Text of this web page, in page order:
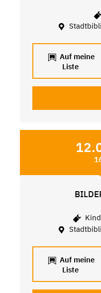
Auf meine
Liste
Auf meine
Liste